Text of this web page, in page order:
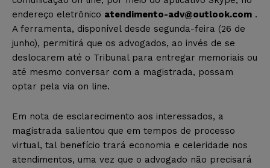
endereço eletrônico atendimento-adv@outlook.com .
A ferramenta, disponível desde segunda-feira (26 de
junho), permitirá que os advogados, ao invés de se
deslocarem até o Tribunal para entregar memoriais ou
até mesmo conversar com a magistrada, possam
optar pela via on line.
Em nota de esclarecimento aos interessados, a
magistrada salientou que em tempos de processo
virtual, tal benefício trará economia e celeridade nos
atendimentos, uma vez que o advogado não precisará